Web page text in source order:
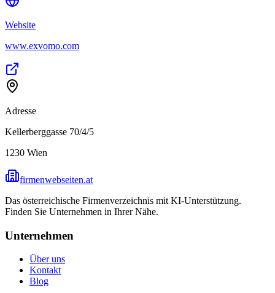
Website
www.exvomo.com
Adresse
Kellerberggasse 70/4/5
1230 Wien
firmenwebseiten.at
Das österreichische Firmenverzeichnis mit KI-Unterstützung.
Finden Sie Unternehmen in Ihrer Nähe.
Unternehmen
Über uns
Kontakt
Blog